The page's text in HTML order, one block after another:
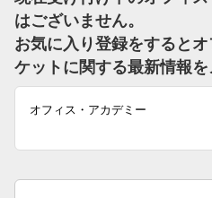
はございません。
お気に入り登録をすると
ケットに関する最新情報を
オフィス・アカデミー